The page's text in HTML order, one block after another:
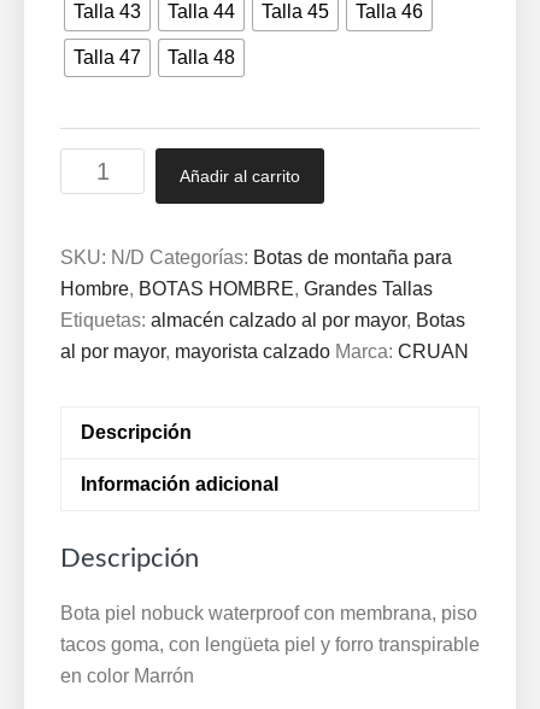
Talla 43 Talla 44 Talla 45 Talla 46
Talla 47 Talla 48
piel
waterproof
con
membrana,
piso
con
lengüeta
forro
transpirable.
Fortun-
Añadir al carrito
SKU: N/D Categorías: Botas de montaña para
Hombre, BOTAS HOMBRE, Grandes Tallas
Etiquetas: almacén calzado al por mayor, Botas
al por mayor, mayorista calzado Marca: CRUAN
Descripción
Información adicional
Descripción
Bota piel nobuck waterproof con membrana, piso
tacos goma, con lengüeta piel y forro transpirable
en color Marrón